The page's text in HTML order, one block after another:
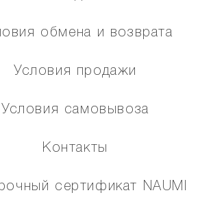
обмена и возврата
Условия продажи
Условия самовывоза
Контакты
сертификат NAUMI